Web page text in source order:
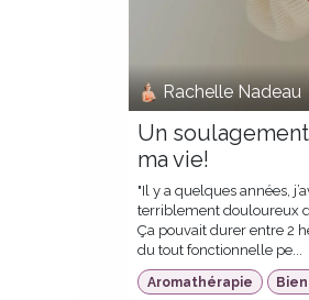
Rachelle Nadeau
Un
ma vie!
"Il y a quelques années,
terriblement douloureux
Ça pouvait durer entre 2
du tout fonctionnelle pe...
Aromathérapie